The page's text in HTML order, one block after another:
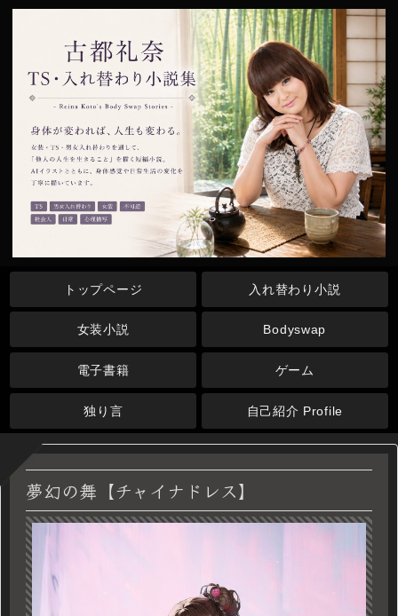
トップページ 入れ替わり小説
女装小説 Bodyswap
電子書籍 ゲーム
独り言 自己紹介 Profile
夢幻の舞【チャイナドレス】